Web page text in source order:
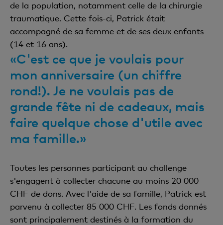
de la population, notamment celle de la chirurgie
traumatique. Cette fois-ci, Patrick était
accompagné de sa femme et de ses deux enfants
(14 et 16 ans).
«C'est ce que je voulais pour
mon anniversaire (un chiffre
rond!). Je ne voulais pas de
grande fête ni de cadeaux, mais
faire quelque chose d'utile avec
ma famille.»
Toutes les personnes participant au challenge
s'engagent à collecter chacune au moins 20 000
CHF de dons. Avec l'aide de sa famille, Patrick est
parvenu à collecter 85 000 CHF. Les fonds donnés
sont principalement destinés à la formation du